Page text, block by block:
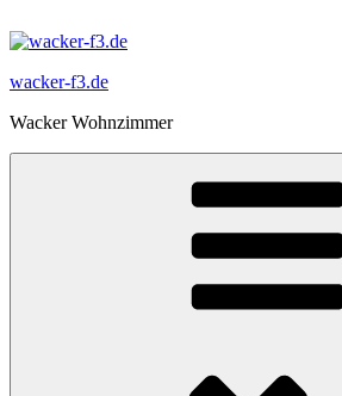
Inhalt
wacker-f3.de
Wacker Wohnzimmer